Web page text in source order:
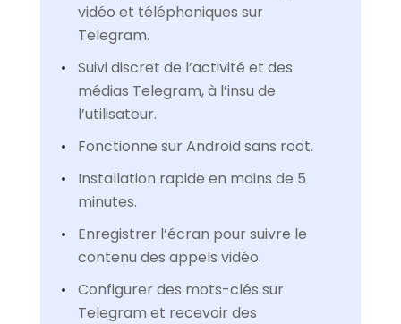
vidéo et téléphoniques sur
Telegram.
Suivi discret de l’activité et des
médias Telegram, à l’insu de
l’utilisateur.
Fonctionne sur Android sans root.
Installation rapide en moins de 5
minutes.
Enregistrer l’écran pour suivre le
contenu des appels vidéo.
Configurer des mots-clés sur
Telegram et recevoir des